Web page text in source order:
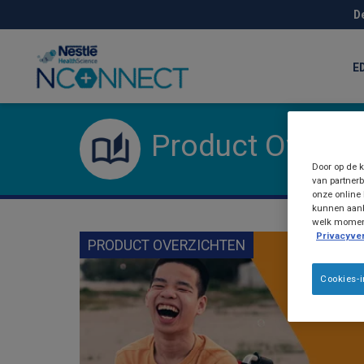
Product
PRODUCT OVERZICHTEN
Door op de
van
onze online
kunnen
welk